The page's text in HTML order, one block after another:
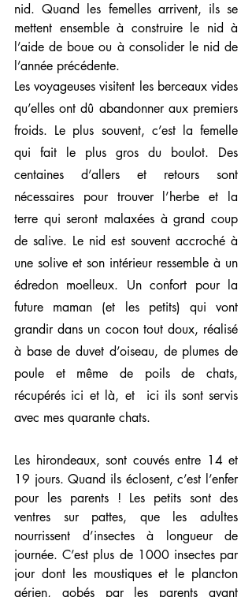
nid. Quand les femelles arrivent, ils se
mettent ensemble à construire le nid à
l’aide de boue ou à consolider le nid de
l’année précédente.
Les voyageuses visitent les berceaux vides
qu’elles ont dû abandonner aux premiers
froids. Le plus souvent, c’est la femelle
qui fait le plus gros du boulot. Des
centaines d’allers et retours sont
nécessaires pour trouver l’herbe et la
terre qui seront malaxées à grand coup
de salive. Le nid est souvent accroché à
une solive et son intérieur ressemble à un
édredon moelleux. Un confort pour la
future maman (et les petits) qui vont
grandir dans un cocon tout doux, réalisé
à base de duvet d’oiseau, de plumes de
poule et même de poils de chats,
récupérés ici et là, et  ici ils sont servis
avec mes quarante chats.
Les hirondeaux, sont couvés entre 14 et
19 jours. Quand ils éclosent, c’est l’enfer
pour les parents ! Les petits sont des
ventres sur pattes, que les adultes
nourrissent d’insectes à longueur de
journée. C’est plus de 1000 insectes par
jour dont les moustiques et le plancton
aérien, gobés par les parents avant